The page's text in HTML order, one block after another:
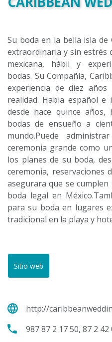
Su boda en la bella isla de
extraordinaria y sin estrés
mexicana, hábil y
bodas. Su Compañía,
experiencia de diez años
realidad. Habla español e
desde hace quince
bodas de ensueño a
mundo.Puede
ceremonia grande como
los planes de su boda,
ceremonia, reservaciones
asegurara que se
boda legal en
para su boda en lugares
tradicional en la playa y
Sitio web
http://
987 87 2 17 50, 87 2 42